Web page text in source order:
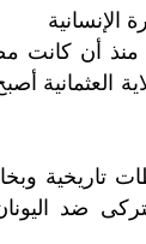
الإنسانية
أن كانت
العثمانية
تاريخية
التركى ضد